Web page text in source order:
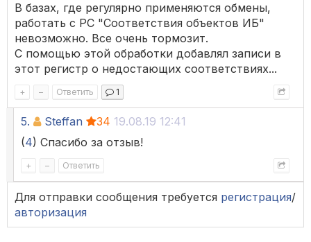
В базах, где регулярно применяются обмены,
работать с РС "Соответствия объектов ИБ"
невозможно. Все очень тормозит.
С помощью этой обработки добавлял записи в
этот регистр о недостающих соответствиях...
+ – Ответить 1
5. Steffan 34 19.08.19 12:41
(4) Спасибо за отзыв!
+ – Ответить
Для отправки сообщения требуется регистрация/
авторизация